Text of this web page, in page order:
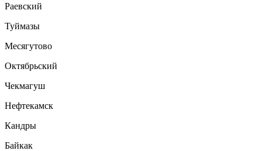
Раевский
Туймазы
Месягутово
Октябрьский
Чекмагуш
Нефтекамск
Кандры
Байкак